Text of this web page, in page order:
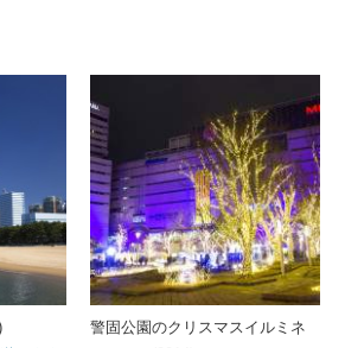
警固公園のクリスマスイルミネ